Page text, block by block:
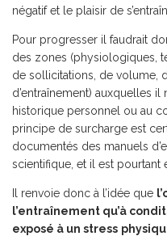
négatif et le plaisir de
Pour progresser il faudrait
des zones (physiologiques,
de sollicitations, de volume,
d’entraînement) auxquelles il
historique personnel ou au
principe de surcharge est
documentés des manuels
scientifique, et il est pourtant
Il renvoie donc à l’idée que
l’entraînement qu’à
exposé à un stress